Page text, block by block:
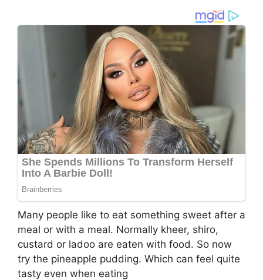
Many people like to eat something sweet after a
meal or with a meal. Normally kheer, shiro,
custard or ladoo are eaten with food. So now
try the pineapple pudding. Which can feel quite
tasty even when eating